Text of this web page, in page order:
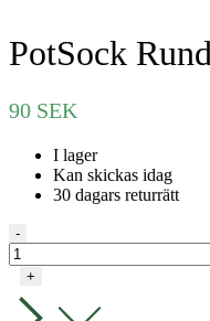
PotSock
90 SEK
I lager
Kan skickas idag
30 dagars returrätt
PotSock
Rund
AutoPot
mängd
-
+